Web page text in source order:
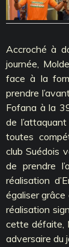
Accroché à
journée,
face à la
prendre
Fofana à la
de
toutes
club Suédois
de prendre
réalisation
égaliser grâce
réalisation
cette défaite,
adversaire du